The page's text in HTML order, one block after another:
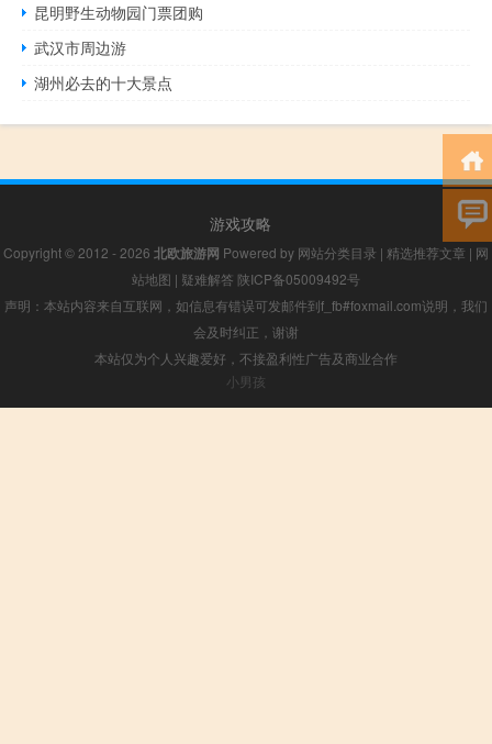
昆明野生动物园门票团购
武汉市周边游
湖州必去的十大景点
游戏攻略
Copyright © 2012 - 2026 北欧旅游网 Powered by 网站分类目录 | 精选推荐文章 | 网
站地图 | 疑难解答 陕ICP备05009492号
声明：本站内容来自互联网，如信息有错误可发邮件到f_fb#foxmail.com说明，我们
会及时纠正，谢谢
本站仅为个人兴趣爱好，不接盈利性广告及商业合作
小男孩